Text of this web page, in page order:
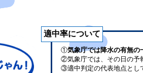
適中率について
①気象庁では降水の有無の
②気象庁では、その日の予
③適中判定の代表地点とし